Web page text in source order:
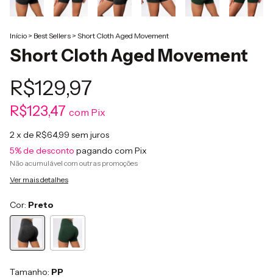
Início > Best Sellers > Short Cloth Aged Movement
Short Cloth Aged Movement
R$129,97
R$123,47 com Pix
2x de R$64,99 sem juros
5% de desconto pagando com Pix
Não acumulável com outras promoções
Ver mais detalhes
Cor: Preto
Tamanho: PP